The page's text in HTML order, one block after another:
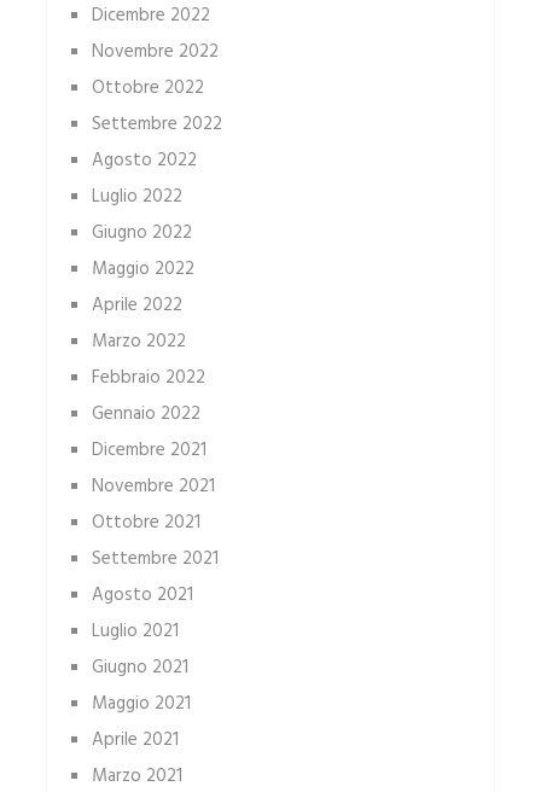
Dicembre 2022
Novembre 2022
Ottobre 2022
Settembre 2022
Agosto 2022
Luglio 2022
Giugno 2022
Maggio 2022
Aprile 2022
Marzo 2022
Febbraio 2022
Gennaio 2022
Dicembre 2021
Novembre 2021
Ottobre 2021
Settembre 2021
Agosto 2021
Luglio 2021
Giugno 2021
Maggio 2021
Aprile 2021
Marzo 2021